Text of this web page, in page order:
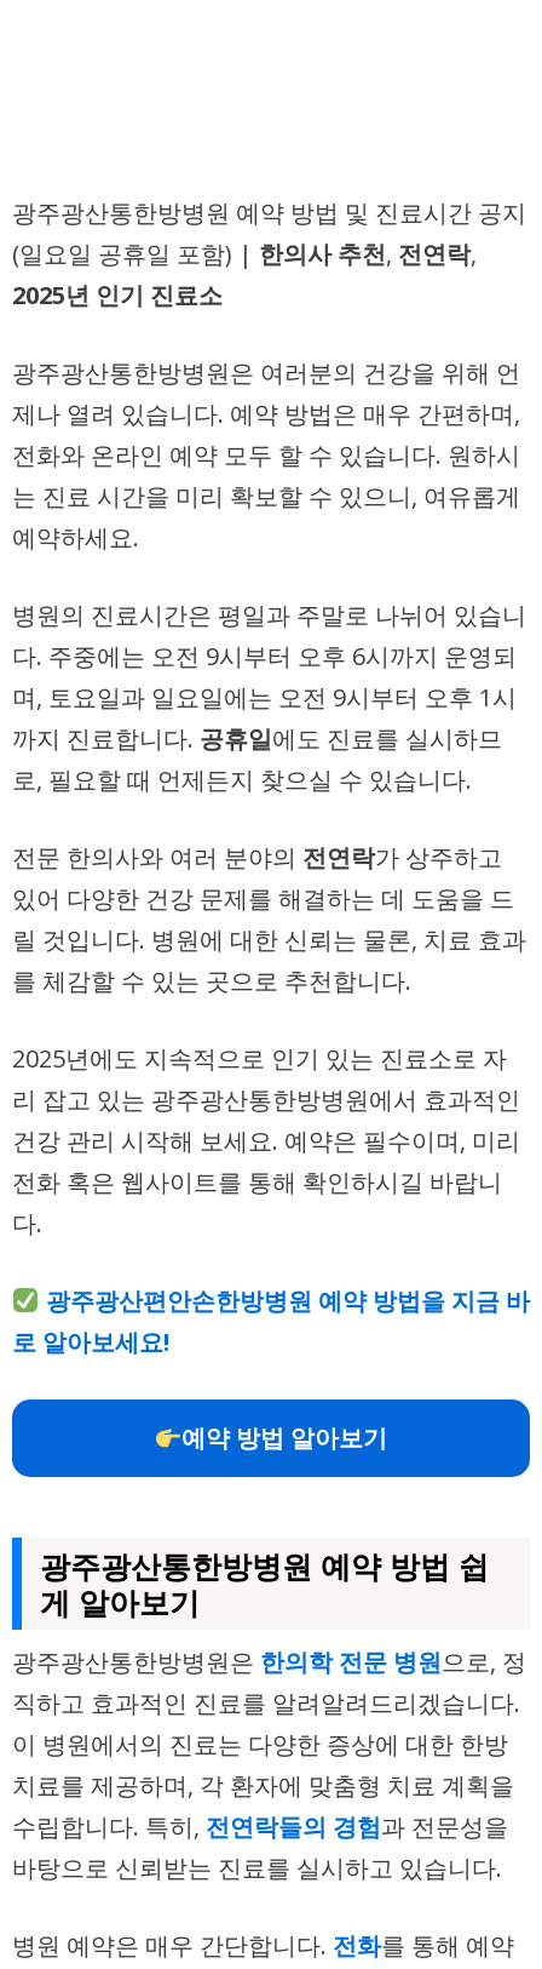
광주광산통한방병원 예약 방법 및 진료시간 공지
(일요일 공휴일 포함) | 한의사 추천, 전연락,
2025년 인기 진료소
광주광산통한방병원은 여러분의 건강을 위해 언
제나 열려 있습니다. 예약 방법은 매우 간편하며,
전화와 온라인 예약 모두 할 수 있습니다. 원하시
는 진료 시간을 미리 확보할 수 있으니, 여유롭게
예약하세요.
병원의 진료시간은 평일과 주말로 나뉘어 있습니
다. 주중에는 오전 9시부터 오후 6시까지 운영되
며, 토요일과 일요일에는 오전 9시부터 오후 1시
까지 진료합니다. 공휴일에도 진료를 실시하므
로, 필요할 때 언제든지 찾으실 수 있습니다.
전문 한의사와 여러 분야의 전연락가 상주하고
있어 다양한 건강 문제를 해결하는 데 도움을 드
릴 것입니다. 병원에 대한 신뢰는 물론, 치료 효과
를 체감할 수 있는 곳으로 추천합니다.
2025년에도 지속적으로 인기 있는 진료소로 자
리 잡고 있는 광주광산통한방병원에서 효과적인
건강 관리 시작해 보세요. 예약은 필수이며, 미리
전화 혹은 웹사이트를 통해 확인하시길 바랍니
다.
광주광산편안손한방병원 예약 방법을 지금 바
로 알아보세요!
예약 방법 알아보기
광주광산통한방병원 예약 방법 쉽
게 알아보기
광주광산통한방병원은 한의학 전문 병원으로, 정
직하고 효과적인 진료를 알려알려드리겠습니다.
이 병원에서의 진료는 다양한 증상에 대한 한방
치료를 제공하며, 각 환자에 맞춤형 치료 계획을
수립합니다. 특히, 전연락들의 경험과 전문성을
바탕으로 신뢰받는 진료를 실시하고 있습니다.
병원 예약은 매우 간단합니다. 전화를 통해 예약